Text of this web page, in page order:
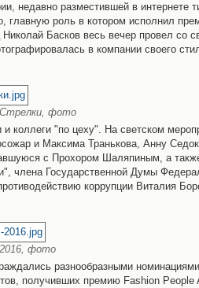
недавно разместившей в интернете
главную роль в котором исполнил
Басков весь вечер провел со
в компании своего
Стрелки, фото
коллеги "по цеху". На светском
и Максима Транькова, Анну
с Прохором Шаляпиным, а
члена Государственной Думы
коррупции Виталия
2016, фото
разнообразными
получивших премию Fashion People